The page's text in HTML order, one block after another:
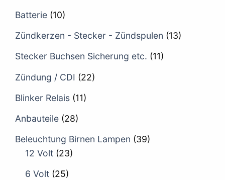
Batterie (10)
Zündkerzen - Stecker - Zündspulen (13)
Stecker Buchsen Sicherung etc. (11)
Zündung / CDI (22)
Blinker Relais (11)
Anbauteile (28)
Beleuchtung Birnen Lampen (39)
12 Volt (23)
6 Volt (25)